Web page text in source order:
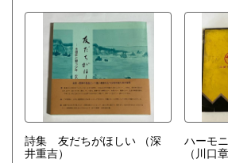
詩集 友だちがほしい
（深
井重吉）
ハーモ
（川口